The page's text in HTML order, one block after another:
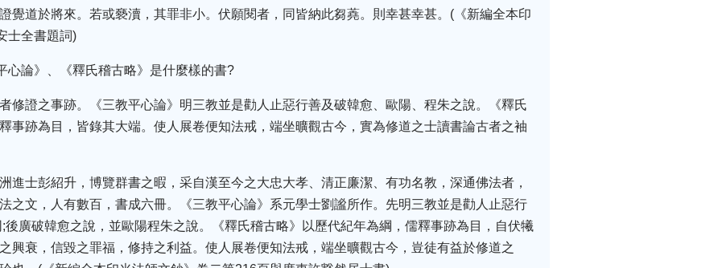
覺道於將來。若或褻瀆，其罪非小。伏願閱者，同皆納此芻蕘。則幸甚幸甚。(《新編全本印
士全書題詞)
心論》、《釋氏稽古略》是什麼樣的書?
修證之事跡。《三教平心論》明三教並是勸人止惡行善及破韓愈、歐陽、程朱之說。《釋氏
事跡為目，皆錄其大端。使人展卷便知法戒，端坐曠觀古今，實為修道之士讀書論古者之袖
進士彭紹升，博覽群書之暇，采自漢至今之大忠大孝、清正廉潔、有功名教，深通佛法者，
之文，人有數百，書成六冊。《三教平心論》系元學士劉謐所作。先明三教並是勸人止惡行
廣破韓愈之說，並歐陽程朱之說。《釋氏稽古略》以歷代紀年為綱，儒釋事跡為目，自伏犧
興衰，信毀之罪福，修持之利益。使人展卷便知法戒，端坐曠觀古今，豈徒有益於修道之